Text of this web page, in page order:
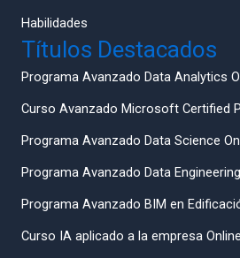
Habilidades
Títulos Destacados
Programa Avanzado Data Analytics
Curso Avanzado Microsoft Certified
Programa Avanzado Data Science
Programa Avanzado Data
Programa Avanzado BIM en
Curso IA aplicado a la empresa Online